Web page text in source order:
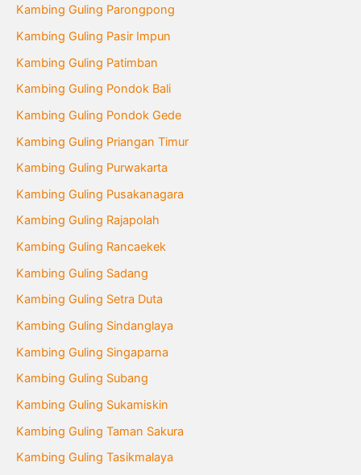
Kambing Guling Parongpong
Kambing Guling Pasir Impun
Kambing Guling Patimban
Kambing Guling Pondok Bali
Kambing Guling Pondok Gede
Kambing Guling Priangan Timur
Kambing Guling Purwakarta
Kambing Guling Pusakanagara
Kambing Guling Rajapolah
Kambing Guling Rancaekek
Kambing Guling Sadang
Kambing Guling Setra Duta
Kambing Guling Sindanglaya
Kambing Guling Singaparna
Kambing Guling Subang
Kambing Guling Sukamiskin
Kambing Guling Taman Sakura
Kambing Guling Tasikmalaya